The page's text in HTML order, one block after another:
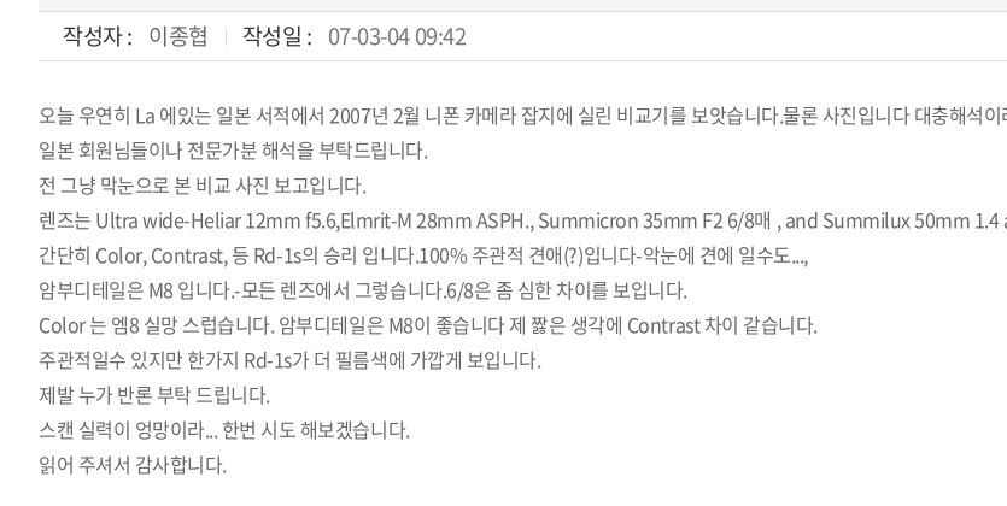
작성자 : 이종협 작성일 : 07-03-04 09:42
본문
오늘 우연히 La 에있는 일본 서적에서 2007년 2월 니폰 카메라 잡지에 실린 비교기를 보앗습니다.물론 사진입니다 대충해석
일본 회원님들이나 전문가분 해석을 부탁드립니다.
전 그냥 막눈으로 본 비교 사진 보고입니다.
렌즈는 Ultra wide-Heliar 12mm f5.6,Elmrit-M 28mm ASPH., Summicron 35mm F2 6/8매 , and Summilux 50mm 1.4
간단히 Color, Contrast, 등 Rd-1s의 승리 입니다.100% 주관적 견애(?)입니다-악눈에 견에 일수도...,
암부디테일은 M8 입니다.-모든 렌즈에서 그렇습니다.6/8은 좀 심한 차이를 보입니다.
Color 는 엠8 실망 스럽습니다. 암부디테일은 M8이 좋습니다 제 짫은 생각에 Contrast 차이 같습니다.
주관적일수 있지만 한가지 Rd-1s가 더 필름색에 가깝게 보입니다.
제발 누가 반론 부탁 드립니다.
스캔 실력이 엉망이라... 한번 시도 해보겠습니다.
읽어 주셔서 감사합니다.